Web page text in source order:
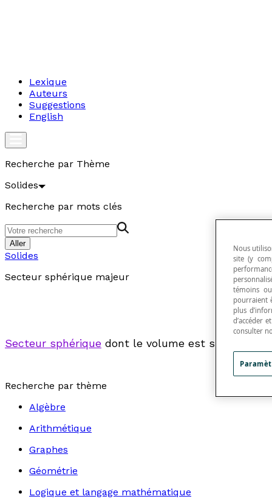
Lexique
Auteurs
Suggestions
English
Recherche par Thème
Solides
Recherche par mots clés
Aller
Solides
Secteur sphérique majeur
Secteur sphérique dont le volume est supérieur à
Recherche par thème
Algèbre
Arithmétique
Graphes
Géométrie
Logique et langage mathématique
Nous
site (y
témoins
pourraient
plus
d’accéder
consulter